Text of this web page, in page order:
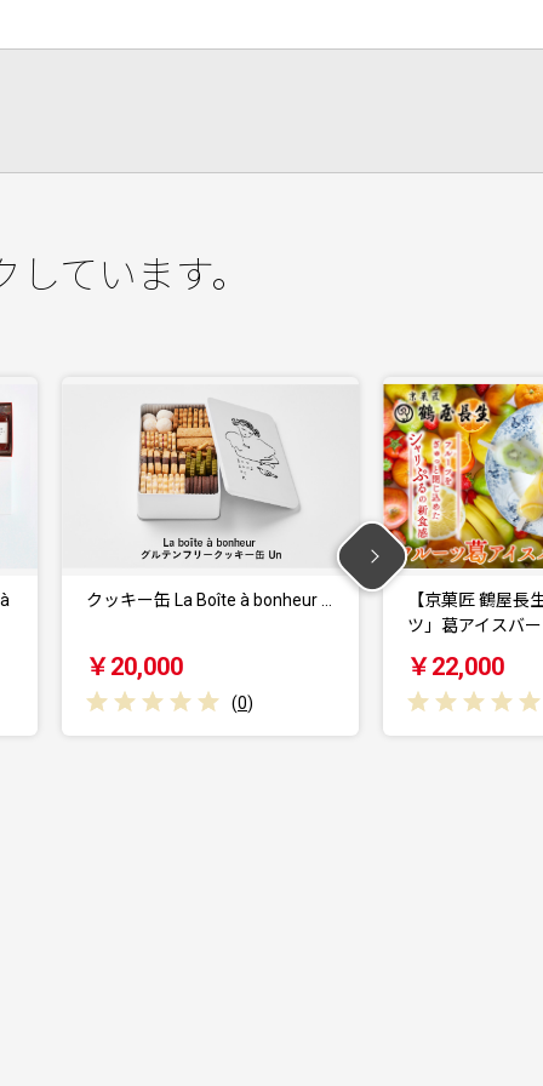
ています。
…
【京菓匠 鶴屋長生】「フルー
￥22,000
【京菓匠
ツ」葛ア
￥